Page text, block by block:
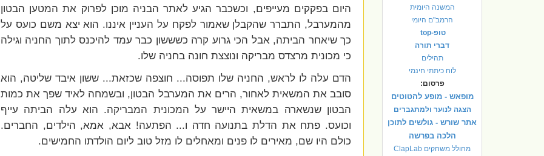
המשנה היומית
הרמב"ם היומי
טופ-top
דברי תורה
תהילים
לוח כיתתי חינמי
פרסום:
מופאש - מופע להטוטים
הצגה לנוער ולמתגברים
אתר שורש - גולשים לתוכן
הלכה בפרשה
מחולל משחקים ClapLab
היום בפקקים מעייפים, וכשכבר הגיע לאתר הבניה מוכן לפרוק את המטען הבטון
מהמערבל, התברר שהקבלן שאמור לפקח על העניין איננו. הוא יצא משם כועס על
כך שיאחר הביתה, אבל הכי גרוע קרה כשששון כבר עמד להיכנס לתוך החניה וגילה
כי מכונית מרצדס מבריקה ונוצצת חונה בחניה שלו.
הדם עלה לו לראש, החניה שלו תפוסה... חוצפה שכזאת... ששון איבד שליטה, הוא
סובב את המשאית לאחור, הרים את המערבל הבטון, ובשמחה לאיד שפך את כמות
הבטון שנשארה במשאית היישר על המכונית המבריקה. הוא עלה הביתה עייף
וכועס. פתח את הדלת בתנועה חדה ו... הפתעה! אבא, אמא, הילדים, החברים.
כולם היו שם, מאירים לו פנים ומאחלים לו מזל טוב ליום הולדתו החמישים.